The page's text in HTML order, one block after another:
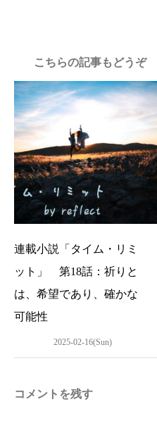
こちらの記事もどうぞ
連載小説「タイム・リミ
ット」 第18話：祈りと
は、希望であり、確かな
可能性
2025-02-16(Sun)
コメントを残す